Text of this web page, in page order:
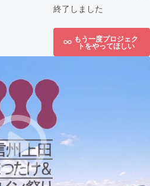
終了しました
もう一度プロジェク
トをやってほしい